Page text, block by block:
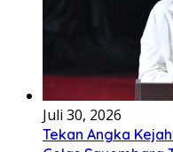
Juli 30, 2026
Tekan Angka